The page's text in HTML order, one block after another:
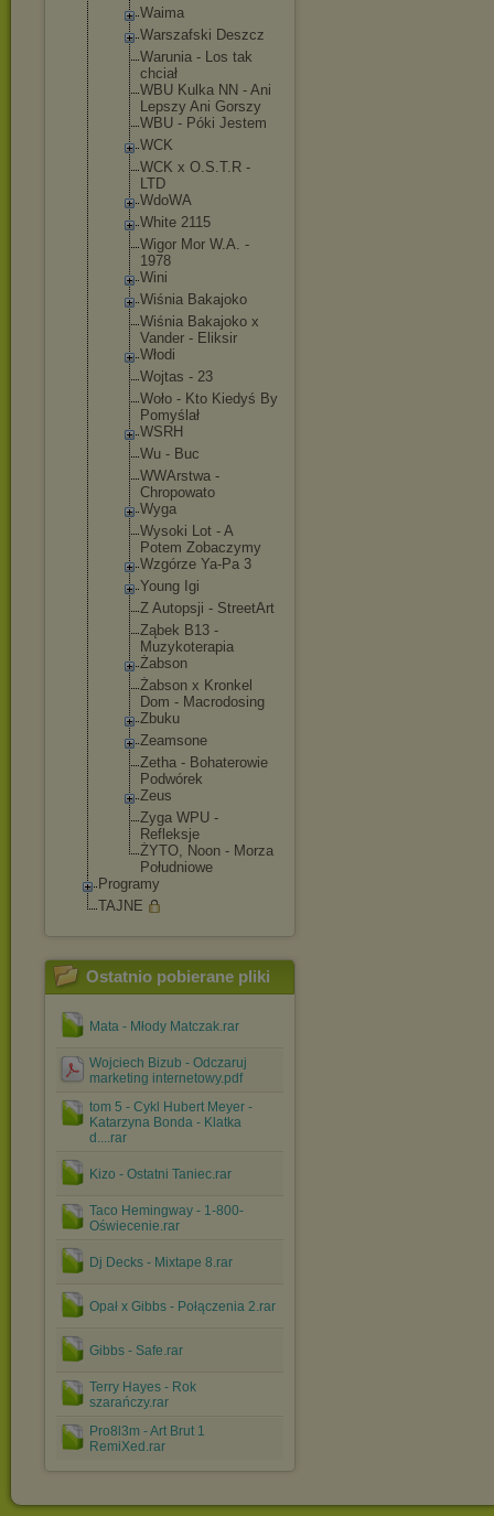
Waima
Warszafski Deszcz
Warunia - Los tak
chciał
WBU Kulka NN - Ani
Lepszy Ani Gorszy
WBU - Póki Jestem
WCK
WCK x O.S.T.R -
LTD
WdoWA
White 2115
Wigor Mor W.A. -
1978
Wini
Wiśnia Bakajoko
Wiśnia Bakajoko x
Vander - Eliksir
Włodi
Wojtas - 23
Woło - Kto Kiedyś By
Pomyślał
WSRH
Wu - Buc
WWArstwa -
Chropowato
Wyga
Wysoki Lot - A
Potem Zobaczymy
Wzgórze Ya-Pa 3
Young Igi
Z Autopsji - StreetArt
Ząbek B13 -
Muzykoterapia
Żabson
Żabson x Kronkel
Dom - Macrodosing
Zbuku
Zeamsone
Zetha - Bohaterowie
Podwórek
Zeus
Zyga WPU -
Refleksje
ŻYTO, Noon - Morza
Południowe
Programy
TAJNE
Ostatnio pobierane pliki
Mata - Młody Matczak.rar
Wojciech Bizub - Odczaruj
marketing internetowy.pdf
tom 5 - Cykl Hubert Meyer -
Katarzyna Bonda - Klatka
d....rar
Kizo - Ostatni Taniec.rar
Taco Hemingway - 1-800-
Oświecenie.rar
Dj Decks - Mixtape 8.rar
Opał x Gibbs - Połączenia 2.rar
Gibbs - Safe.rar
Terry Hayes - Rok
szarańczy.rar
Pro8l3m - Art Brut 1
RemiXed.rar